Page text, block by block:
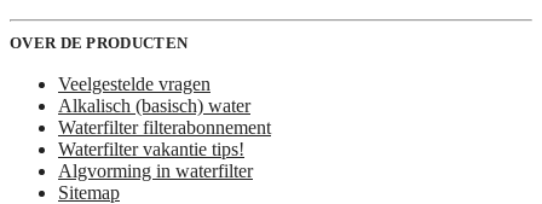
OVER DE PRODUCTEN
Veelgestelde vragen
Alkalisch (basisch) water
Waterfilter filterabonnement
Waterfilter vakantie tips!
Algvorming in waterfilter
Sitemap